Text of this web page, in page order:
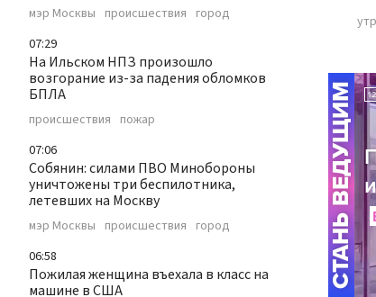
мэр Москвы происшествия город
07:29
На Ильском НПЗ произошло
возгорание из-за падения обломков
БПЛА
происшествия пожар
07:06
Собянин: силами ПВО Минобороны
уничтожены три беспилотника,
летевших на Москву
мэр Москвы происшествия город
06:58
Пожилая женщина въехала в класс на
машине в США